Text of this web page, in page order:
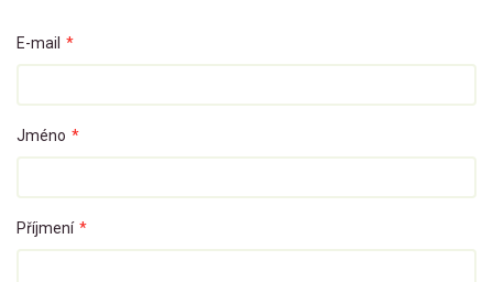
E-mail *
Jméno *
Příjmení *